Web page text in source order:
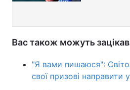
Вас також можуть
"Я вами пишаюся":
свої призові направити